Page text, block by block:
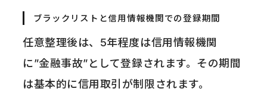
ブラックリストと信用情報機関での登録期間
任意整理後は、5年程度は信用情報機関
に”金融事故”として登録されます。その期間
は基本的に信用取引が制限されます。